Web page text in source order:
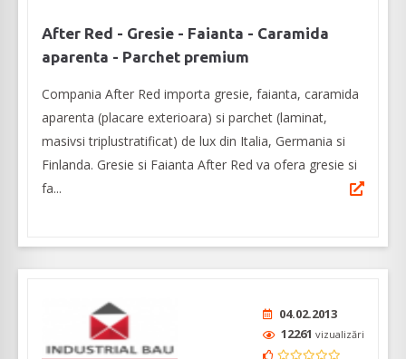
After Red - Gresie - Faianta - Caramida
aparenta - Parchet premium
Compania After Red importa gresie, faianta, caramida
aparenta (placare exterioara) si parchet (laminat,
masivsi triplustratificat) de lux din Italia, Germania si
Finlanda. Gresie si Faianta After Red va ofera gresie si
fa...
04.02.2013
12261 vizualizări